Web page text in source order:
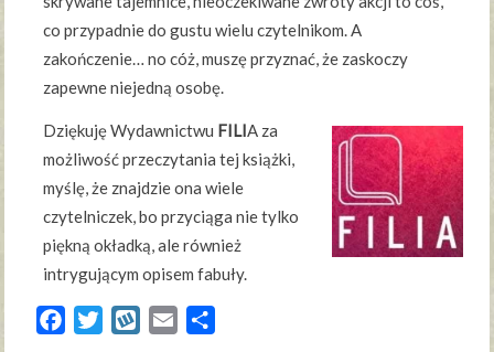
co przypadnie do gustu wielu czytelnikom. A
zakończenie… no cóż, muszę przyznać, że zaskoczy
zapewne niejedną osobę.
Dziękuję Wydawnictwu FILIA za
możliwość przeczytania tej książki,
myślę, że znajdzie ona wiele
czytelniczek, bo przyciąga nie tylko
piękną okładką, ale również
intrygującym opisem fabuły.
FacebookTwitterWykopEmail